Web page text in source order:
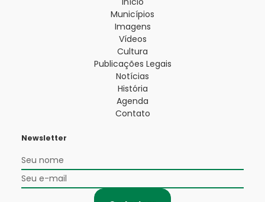
Municípios
Imagens
Vídeos
Cultura
Publicações Legais
Notícias
História
Agenda
Contato
Newsletter